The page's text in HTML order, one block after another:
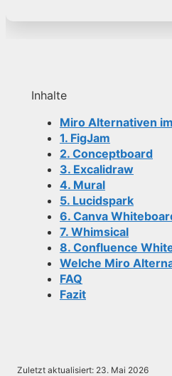
Inhalte
Miro Alternativen
1. FigJam
2. Conceptboard
3. Excalidraw
4. Mural
5. Lucidspark
6. Canva
7. Whimsical
8. Confluence
Welche Miro
FAQ
Fazit
Zuletzt aktualisiert: 23. Mai 2026